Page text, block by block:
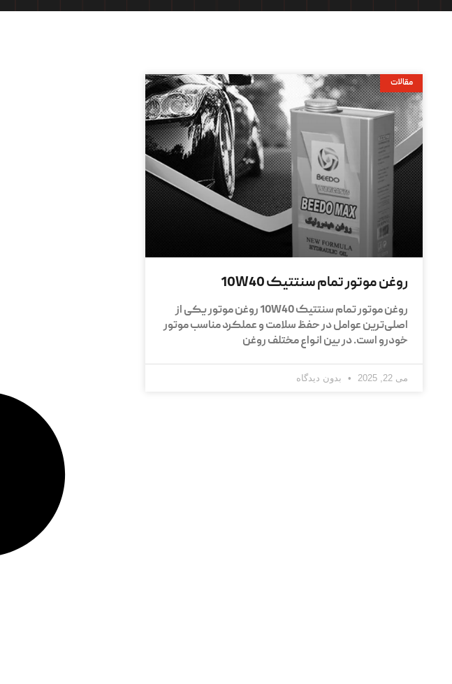
مقالات
روغن موتور تمام سنتتیک 10W40
روغن موتور تمام سنتتیک 10W40 روغن موتور یکی از
اصلی‌ترین عوامل در حفظ سلامت و عملکرد مناسب موتور
خودرو است. در بین انواع مختلف روغن
می 22, 2025 بدون دیدگاه